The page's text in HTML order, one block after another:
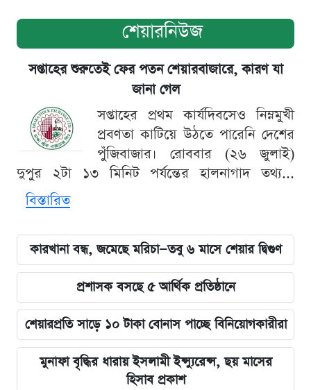
শেয়ারনিউজ
সপ্তাহের শুরুতেই ফের পতন শেয়ারবাজারে, কারণ যা
জানা গেল
সপ্তাহের প্রথম কার্যদিবসেও নিম্নমুখী
প্রবণতা কাটিয়ে উঠতে পারেনি দেশের
পুঁজিবাজার। রোববার (২৬ জুলাই)
দুপুর ২টা ১৩ মিনিট পর্যন্তের হালনাগাদ তথ্য...
বিস্তারিত
কারখানা বন্ধ, জমেছে মরিচা—তবু ৬ মাসে শেয়ার দ্বিগুণ
প্রশাসক বসছে ৫ আর্থিক প্রতিষ্ঠানে
শেয়ারপ্রতি সাড়ে ১০ টাকা বোনাস পাচ্ছে বিনিয়োগকারীরা
মুনাফা বৃদ্ধির ধারায় ইসলামী ইন্স্যুরেন্স, ছয় মাসের
হিসাব প্রকাশ